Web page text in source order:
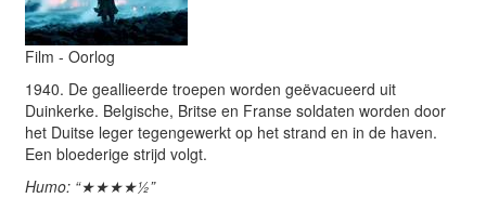
Film - Oorlog
1940. De geallieerde troepen worden geëvacueerd uit
Duinkerke. Belgische, Britse en Franse soldaten worden door
het Duitse leger tegengewerkt op het strand en in de haven.
Een bloederige strijd volgt.
Humo: “★★★★½”